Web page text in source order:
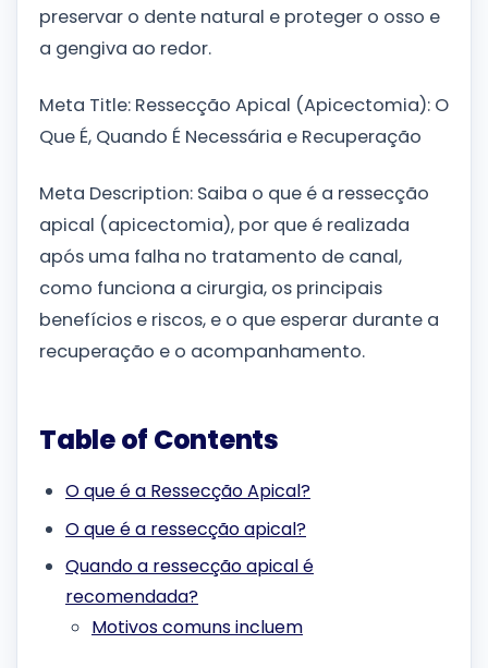
preservar o dente natural e proteger o osso e
a gengiva ao redor.
Meta Title: Ressecção Apical (Apicectomia): O
Que É, Quando É Necessária e Recuperação
Meta Description: Saiba o que é a ressecção
apical (apicectomia), por que é realizada
após uma falha no tratamento de canal,
como funciona a cirurgia, os principais
benefícios e riscos, e o que esperar durante a
recuperação e o acompanhamento.
Table of Contents
O que é a Ressecção Apical?
O que é a ressecção apical?
Quando a ressecção apical é
recomendada?
Motivos comuns incluem